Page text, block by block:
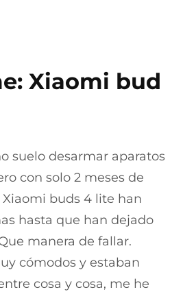
Xiaomi bud
suelo desarmar aparatos
con solo 2 meses de
Xiaomi buds 4 lite han
hasta que han dejado
manera de fallar.
cómodos y estaban
cosa y cosa, me he